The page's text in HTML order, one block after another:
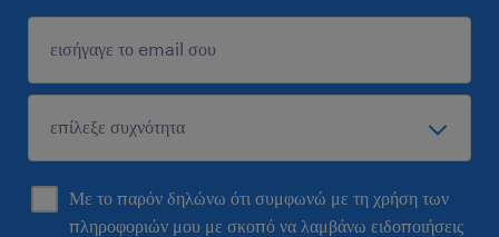
Με το παρόν δηλώνω ότι συμφωνώ με τη χρήση των
πληροφοριών μου με σκοπό να λαμβάνω ειδοποιήσεις